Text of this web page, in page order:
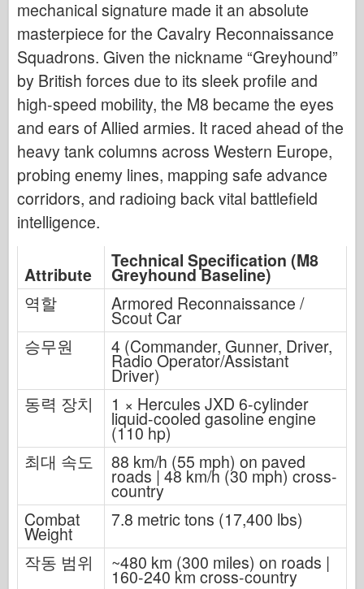
mechanical signature made it an absolute
masterpiece for the Cavalry Reconnaissance
Squadrons. Given the nickname “Greyhound”
by British forces due to its sleek profile and
high-speed mobility, the M8 became the eyes
and ears of Allied armies. It raced ahead of the
heavy tank columns across Western Europe,
probing enemy lines, mapping safe advance
corridors, and radioing back vital battlefield
intelligence.
Attribute
Technical Specification (M8
Greyhound Baseline)
역할
Armored Reconnaissance /
Scout Car
승무원
4 (Commander, Gunner, Driver,
Radio Operator/Assistant
Driver)
동력 장치
1 × Hercules JXD 6-cylinder
liquid-cooled gasoline engine
(110 hp)
최대 속도
88 km/h (55 mph) on paved
roads | 48 km/h (30 mph) cross-
country
Combat
Weight
7.8 metric tons (17,400 lbs)
작동 범위
~480 km (300 miles) on roads |
160-240 km cross-country